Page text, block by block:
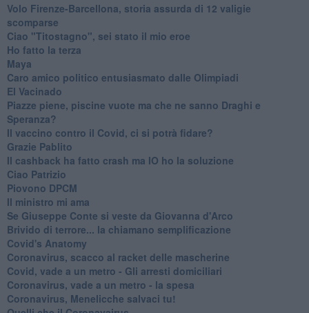
Volo Firenze-Barcellona, storia assurda di 12 valigie
scomparse
Ciao "Titostagno", sei stato il mio eroe
Ho fatto la terza
Maya
Caro amico politico entusiasmato dalle Olimpiadi
El Vacinado
Piazze piene, piscine vuote ma che ne sanno Draghi e
Speranza?
​Il vaccino contro il Covid, ci si potrà fidare?
Grazie Pablito
Il cashback ha fatto crash ma IO ho la soluzione
Ciao Patrizio
Piovono DPCM
Il ministro mi ama
Se Giuseppe Conte si veste da Giovanna d'Arco
Brivido di terrore... la chiamano semplificazione
Covid's Anatomy
Coronavirus, scacco al racket delle mascherine
Covid, vade a un metro - Gli arresti domiciliari
Coronavirus, vade a un metro - la spesa
Coronavirus, Menelicche salvaci tu!